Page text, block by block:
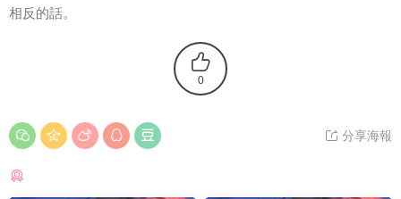
相反的話。
0
分享海報